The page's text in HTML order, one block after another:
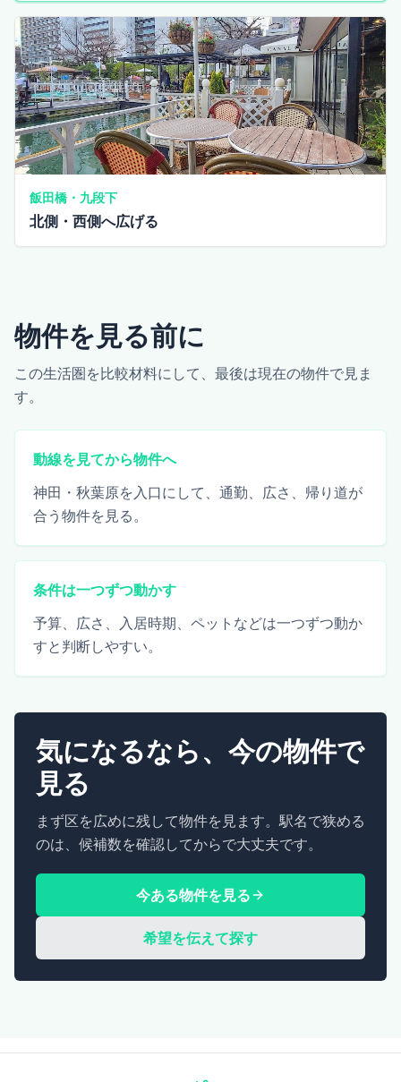
飯田橋・九段下
北側・西側へ広げる
物件を見る前に
この生活圏を比較材料にして、最後は現在の物件で見ま
す。
動線を見てから物件へ
神田・秋葉原を入口にして、通勤、広さ、帰り道が
合う物件を見る。
条件は一つずつ動かす
予算、広さ、入居時期、ペットなどは一つずつ動か
すと判断しやすい。
気になるなら、今の物件で
見る
まず区を広めに残して物件を見ます。駅名で狭める
のは、候補数を確認してからで大丈夫です。
今ある物件を見る
希望を伝えて探す